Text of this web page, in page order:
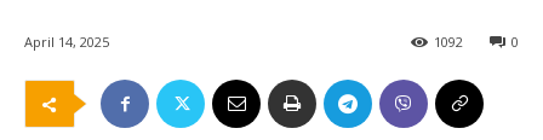
April 14, 2025 0
1092